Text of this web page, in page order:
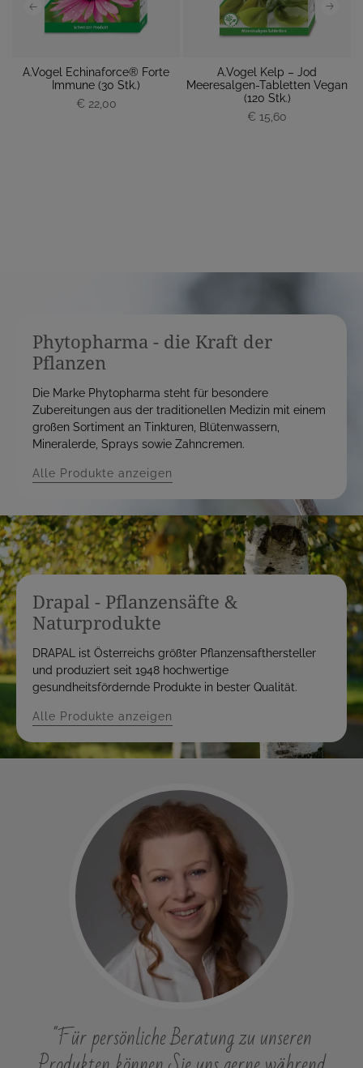
A.Vogel Echinaforce® Forte
Immune (30 Stk.)
€ 22,00
A.Vogel Kelp – Jod
Meeresalgen-Tabletten Vegan
(120 Stk.)
€ 15,60
P
Phytopharma - die Kraft der
Pflanzen
Die Marke Phytopharma steht für besondere
Zubereitungen aus der traditionellen Medizin mit einem
großen Sortiment an Tinkturen, Blütenwassern,
Mineralerde, Sprays sowie Zahncremen.
Alle Produkte anzeigen
Drapal - Pflanzensäfte &
Naturprodukte
DRAPAL ist Österreichs größter Pflanzensafthersteller
und produziert seit 1948 hochwertige
gesundheitsfördernde Produkte in bester Qualität.
Alle Produkte anzeigen
"Für persönliche Beratung zu unseren